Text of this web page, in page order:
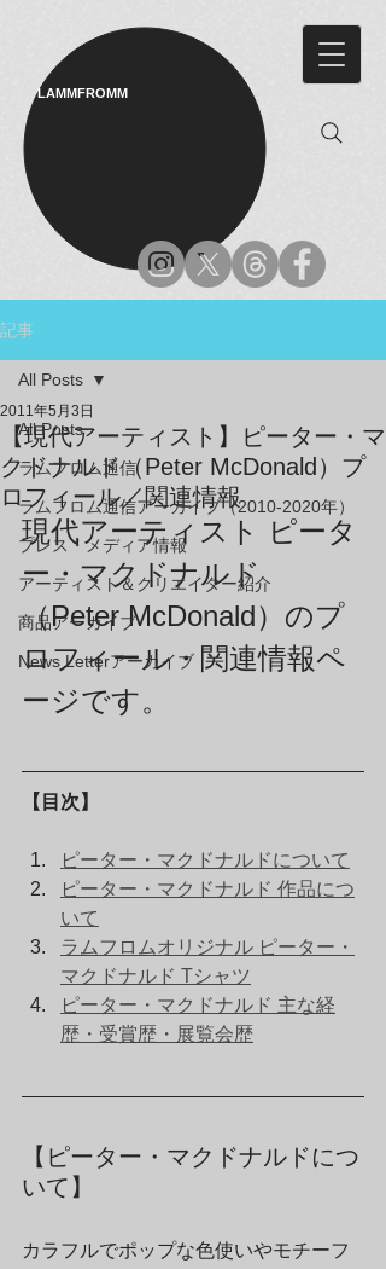
LAMMFROMM​
記事
All Posts
ラムフロム通信
ラムフロム通信アーカイブ（2010-2020年）
プレス・メディア情報
アーティスト＆クリエイター紹介
商品アーカイブ
News Letterアーカイブ
All Posts
【現代アーティスト】ピーター・マ
クドナルド（Peter McDonald）プ
ロフィール／関連情報
2011年5月3日
現代アーティスト ピータ
ー・マクドナルド
（Peter McDonald）のプ
ロフィール・関連情報ペ
ージです。
【目次】
ピーター・マクドナルドについて
ピーター・マクドナルド 作品につ
いて
ラムフロムオリジナル ピーター・
マクドナルド Tシャツ
ピーター・マクドナルド 主な経
歴・受賞歴・展覧会歴
【ピーター・マクドナルドにつ
いて】
カラフルでポップな色使いやモチーフ